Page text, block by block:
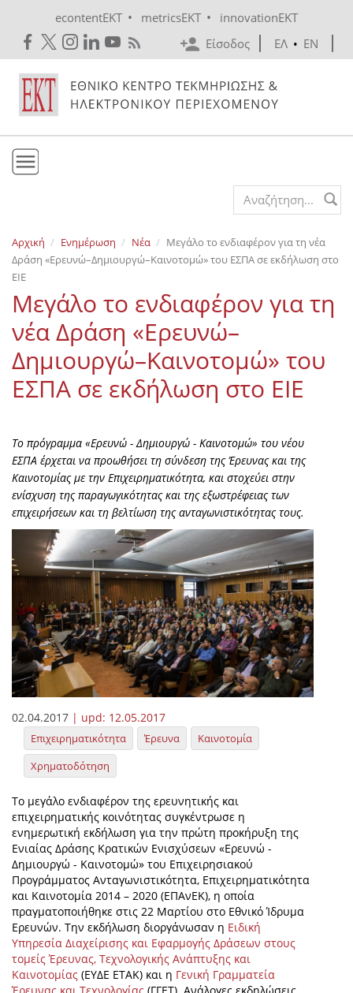
econtentEKT • metricsEKT •
innovationEKT
Είσοδος
ΕΛ • EN
Εκδόσεις
Ενημέρωση
Επικοινωνία
Search form
Αρχική Ενημέρωση Νέα
Μεγάλο το ενδιαφέρον για τη νέα
Δράση «Ερευνώ–Δημιουργώ–Καινοτομώ» του ΕΣΠΑ σε εκδήλωση στο
ΕΙΕ
Μεγάλο το ενδιαφέρον για τη
νέα Δράση «Ερευνώ–
Δημιουργώ–Καινοτομώ» του
ΕΣΠΑ σε εκδήλωση στο ΕΙΕ
Το πρόγραμμα «Ερευνώ - Δημιουργώ - Καινοτομώ» του νέου
ΕΣΠΑ έρχεται να προωθήσει τη σύνδεση της Έρευνας και της
Καινοτομίας με την Επιχειρηματικότητα, και στοχεύει στην
ενίσχυση της παραγωγικότητας και της εξωστρέφειας των
επιχειρήσεων και τη βελτίωση της ανταγωνιστικότητας τους.
02.04.2017 | upd: 12.05.2017
Επιχειρηματικότητα Έρευνα
Καινοτομία
Χρηματοδότηση
Το μεγάλο ενδιαφέρον της ερευνητικής και
επιχειρηματικής κοινότητας συγκέντρωσε η
ενημερωτική εκδήλωση για την πρώτη προκήρυξη της
Ενιαίας Δράσης Κρατικών Ενισχύσεων «Ερευνώ -
Δημιουργώ - Καινοτομώ» του Επιχειρησιακού
Προγράμματος Ανταγωνιστικότητα, Επιχειρηματικότητα
και Καινοτομία 2014 – 2020 (ΕΠΑνΕΚ), η οποία
πραγματοποιήθηκε στις 22 Μαρτίου στο Εθνικό Ίδρυμα
Ερευνών. Την εκδήλωση διοργάνωσαν η Ειδική
Υπηρεσία Διαχείρισης και Εφαρμογής Δράσεων στους
τομείς Έρευνας, Τεχνολογικής Ανάπτυξης και
Καινοτομίας (ΕΥΔΕ ΕΤΑΚ) και η Γενική Γραμματεία